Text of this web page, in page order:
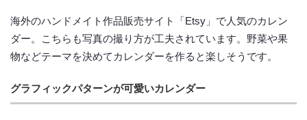
海外のハンドメイト作品販売サイト「Etsy」で人気のカレン
ダー。こちらも写真の撮り方が工夫されています。野菜や果
物などテーマを決めてカレンダーを作ると楽しそうです。
グラフィックパターンが可愛いカレンダー